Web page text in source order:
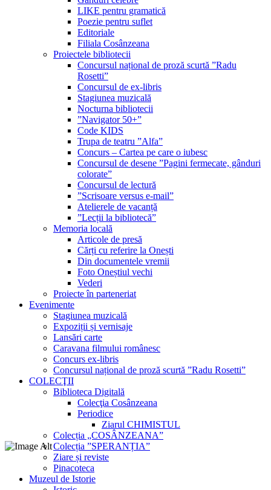
LIKE pentru gramatică
Poezie pentru suflet
Editoriale
Filiala Cosânzeana
Proiectele bibliotecii
Concursul național de proză scurtă ”Radu
Rosetti”
Concursul de ex-libris
Stagiunea muzicală
Nocturna bibliotecii
”Navigator 50+”
Code KIDS
Trupa de teatru ”Alfa”
Concurs – Cartea pe care o iubesc
Concursul de desene ”Pagini fermecate, gânduri
colorate”
Concursul de lectură
”Scrisoare versus e-mail”
Atelierele de vacanță
”Lecții la bibliotecă”
Memoria locală
Articole de presă
Cărți cu referire la Onești
Din documentele vremii
Foto Oneștiul vechi
Vederi
Proiecte în parteneriat
Evenimente
Stagiunea muzicală
Expoziții și vernisaje
Lansări carte
Caravana filmului românesc
Concurs ex-libris
Concursul național de proză scurtă ”Radu Rosetti”
COLECŢII
Biblioteca Digitală
Colecţia Cosânzeana
Periodice
Ziarul CHIMISTUL
Colecția „COSÂNZEANA”
Colecția ”SPERANȚIA”
Ziare și reviste
Pinacoteca
Muzeul de Istorie